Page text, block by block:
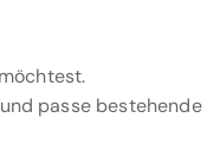
passe bestehende